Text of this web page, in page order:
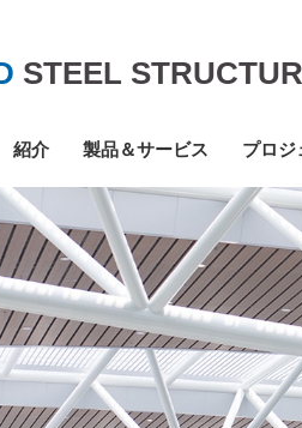
STEEL
紹介 製品＆サービス プロジ